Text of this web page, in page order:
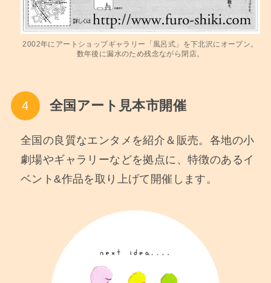
2002年にアートショップギャラリー「風呂式」を下北沢にオープン。
数年後に漏水のため残念ながら閉店。
全国アート見本市開催
全国の良質なエンタメを紹介＆販売。各地の小
劇場やギャラリーなどを拠点に、特徴のあるイ
ベント&作品を取り上げて開催します。